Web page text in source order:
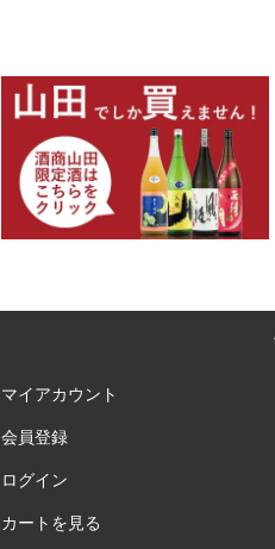
マイアカウント
会員登録
ログイン
カートを見る